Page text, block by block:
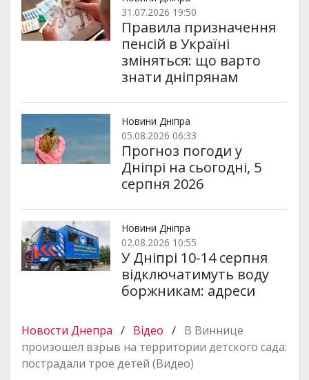
31.07.2026 19:50
Правила призначення
пенсій в Україні
зміняться: що варто
знати дніпрянам
Новини Дніпра
05.08.2026 06:33
Прогноз погоди у
Дніпрі на сьогодні, 5
серпня 2026
Новини Дніпра
02.08.2026 10:55
У Дніпрі 10-14 серпня
відключатимуть воду
боржникам: адреси
Новости Днепра / Відео / В Виннице
произошел взрыв на территории детского сада:
пострадали трое детей (Видео)